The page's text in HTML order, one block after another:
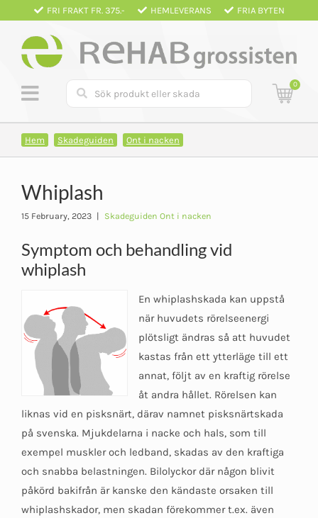
Fortsätt
innehållet
FRI FRAKT FR. 375.- HEMLEVERANS FRIA BYTEN
0
Hem Skadeguiden Ont i nacken
Whiplash
15 February, 2023 Skadeguiden Ont i nacken
Symptom och behandling vid
whiplash
En whiplashskada kan uppstå
när huvudets rörelseenergi
plötsligt ändras så att huvudet
kastas från ett ytterläge till ett
annat, följt av en kraftig rörelse
åt andra hållet. Rörelsen kan
liknas vid en pisksnärt, därav namnet pisksnärtskada
på svenska. Mjukdelarna i nacke och hals, som till
exempel muskler och ledband, skadas av den kraftiga
och snabba belastningen. Bilolyckor där någon blivit
påkörd bakifrån är kanske den kändaste orsaken till
whiplashskador, men skadan förekommer t.ex. även